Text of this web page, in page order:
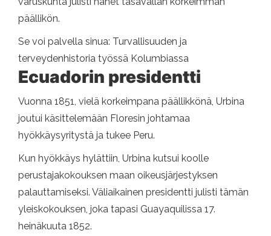
päällikön.
Se voi palvella sinua: Turvallisuuden ja
terveydenhistoria työssä Kolumbiassa
Ecuadorin presidentti
Vuonna 1851, vielä korkeimpana päällikkönä, Urbina
joutui käsittelemään Floresin johtamaa
hyökkäysyritystä ja tukee Peru.
Kun hyökkäys hylättiin, Urbina kutsui koolle
perustajakokouksen maan oikeusjärjestyksen
palauttamiseksi. Väliaikainen presidentti julisti tämän
yleiskokouksen, joka tapasi Guayaquilissa 17.
heinäkuuta 1852.